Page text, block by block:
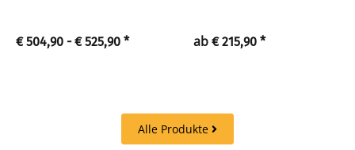
€ 504,90 -€ 525,90 * ab € 215,90 *
Alle Produkte